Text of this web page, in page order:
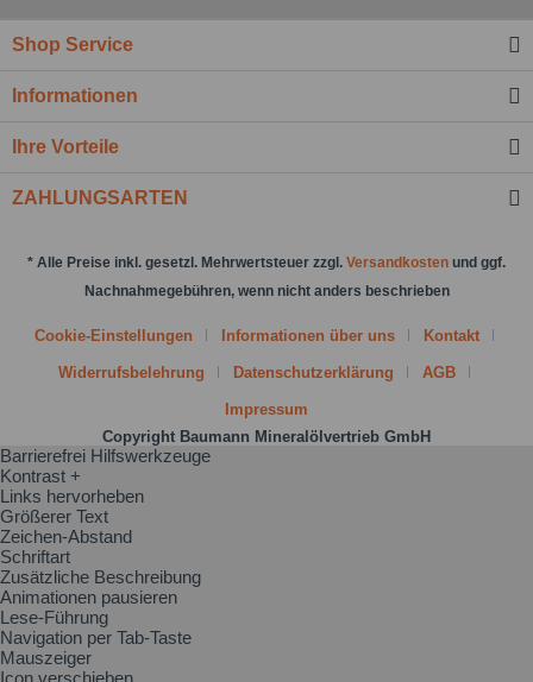
Shop Service
Informationen
Ihre Vorteile
ZAHLUNGSARTEN
* Alle Preise inkl. gesetzl. Mehrwertsteuer zzgl. Versandkosten und ggf.
Nachnahmegebühren, wenn nicht anders beschrieben
Cookie-Einstellungen Informationen über uns Kontakt
Widerrufsbelehrung Datenschutzerklärung AGB
Impressum
Copyright Baumann Mineralölvertrieb GmbH
Barrierefrei Hilfswerkzeuge
Kontrast +
Links hervorheben
Größerer Text
Zeichen-Abstand
Schriftart
Zusätzliche Beschreibung
Animationen pausieren
Lese-Führung
Navigation per Tab-Taste
Mauszeiger